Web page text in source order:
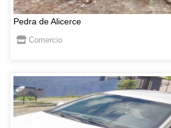
Pedra de Alicerce
Comercio